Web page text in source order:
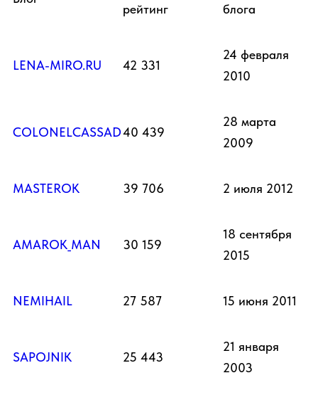
рейтинг
блога
LENA-MIRO.RU 42 331
24 февраля
2010
COLONELCASSAD40 439
28 марта
2009
MASTEROK 39 706 2 июля 2012
AMAROK_MAN 30 159
18 сентября
2015
NEMIHAIL 27 587 15 июня 2011
SAPOJNIK 25 443
21 января
2003